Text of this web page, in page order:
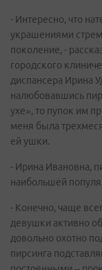
- Интересно, что
украшениями
поколение, -
городского
диспансера Ирина
налюбовавшись
ухе», то пупок им
меня была
ей ушки.
- Ирина Ивановна,
наибольшей
- Конечно, чаще
девушки активно
довольно охотно
пирсинга